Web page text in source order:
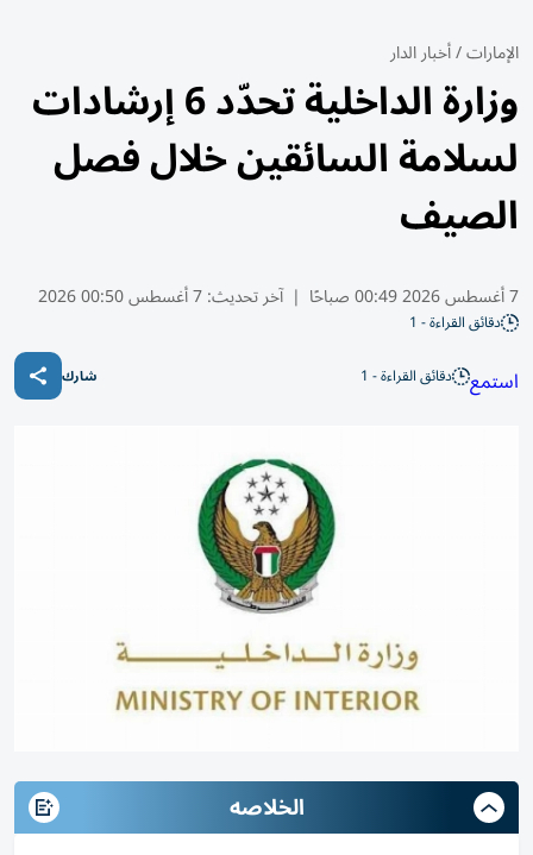
الإمارات/أخبار الدار
وزارة الداخلية تحدّد 6 إرشادات
لسلامة السائقين خلال فصل
الصيف
7 أغسطس 2026 00:49 صباحًا | آخر تحديث:7 أغسطس 00:50 2026
دقائق القراءة - 1
استمع دقائق القراءة - 1 شارك
الخلاصه